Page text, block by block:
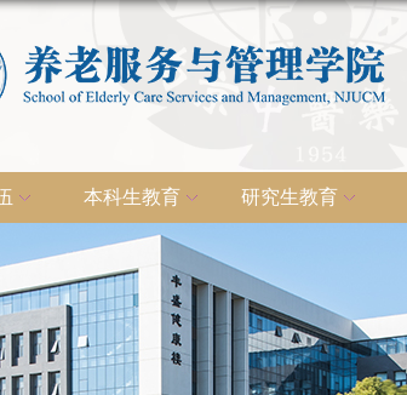
本科生教育 研究生教育